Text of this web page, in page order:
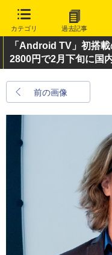
カテゴリ 過去記事
「Android TV」初搭
2800円で2月下旬に国
前の画像